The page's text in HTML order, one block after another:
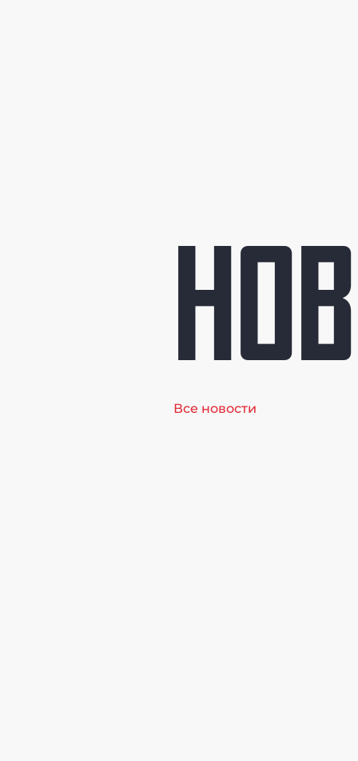
Все новости